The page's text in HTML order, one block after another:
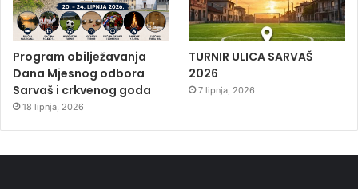
Program obilježavanja
Dana Mjesnog odbora
Sarvaš i crkvenog goda
18 lipnja, 2026
TURNIR ULICA SARVAŠ
2026
7 lipnja, 2026